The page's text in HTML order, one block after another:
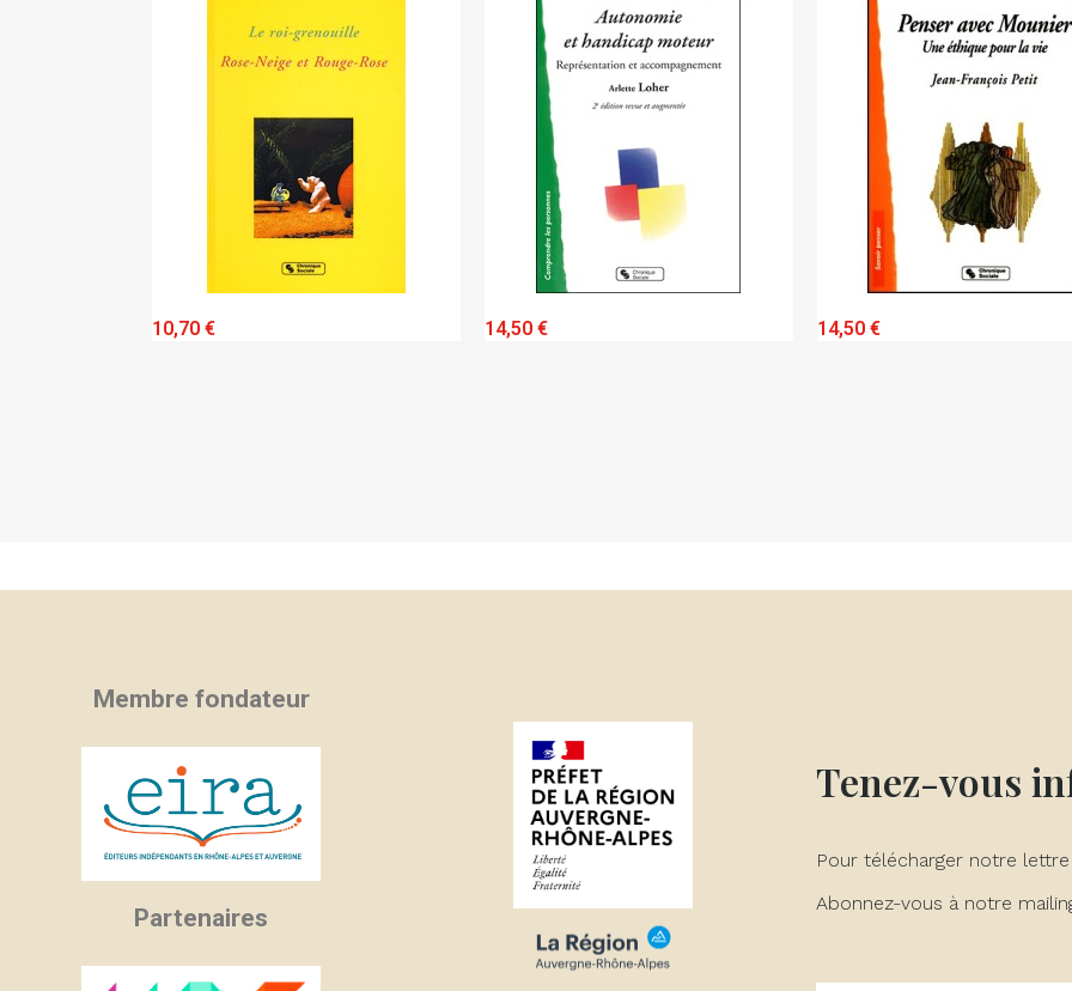
10,70 € 14,50 € 14,50 €
Membre fondateur
Partenaires
Tenez-vous
Pour télécharger notre
Abonnez-vous à notre